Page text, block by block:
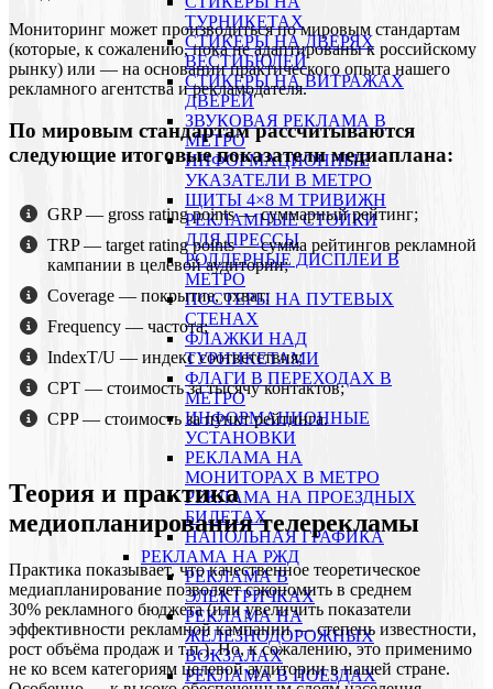
ТУРНИКЕТАХ
CТИКЕРЫ НА ДВЕРЯХ
ВЕСТИБЮЛЕЙ
CТИКЕРЫ НА ВИТРАЖАХ
ДВЕРЕЙ
ЗВУКОВАЯ РЕКЛАМА В
МЕТРО
ИНФОРМАЦИОННЫЕ
УКАЗАТЕЛИ В МЕТРО
ЩИТЫ 4×8 М ТРИВИЖН
РЕКЛАМНЫЕ СТОЙКИ
ДЛЯ ПРЕССЫ
РОЛЛЕРНЫЕ ДИСПЛЕИ В
МЕТРО
ПОСТЕРЫ НА ПУТЕВЫХ
СТЕНАХ
ФЛАЖКИ НАД
ТУРНИКЕТАМИ
ФЛАГИ В ПЕРЕХОДАХ В
МЕТРО
ИНФОРМАЦИОННЫЕ
УСТАНОВКИ
РЕКЛАМА НА
МОНИТОРАХ В МЕТРО
РЕКЛАМА НА ПРОЕЗДНЫХ
БИЛЕТАХ
НАПОЛЬНАЯ ГРАФИКА
РЕКЛАМА НА РЖД
РЕКЛАМА В
ЭЛЕКТРИЧКАХ
РЕКЛАМА НА
ЖЕЛЕЗНОДОРОЖНЫХ
ВОКЗАЛАХ
РЕКЛАМА В ПОЕЗДАХ
Мониторинг может производиться по мировым стандартам
(которые, к сожалению, пока не адаптированы к российскому
рынку) или — на основании практического опыта нашего
рекламного агентства и рекламодателя.
По мировым стандартам рассчитываются
следующие итоговые показатели медиаплана:
GRP— gross rating points — суммарный рейтинг;
TRP— target rating points — сумма рейтингов рекламной
кампании в целевой аудитории;
Coverage — покрытие, охват;
Frequency — частота;
IndexT/U — индекс соответствия;
CPT — стоимость за тысячу контактов;
CPP— стоимость за пункт рейтинга.
Теория и практика
медиопланирования телерекламы
Практика показывает, что качественное теоретическое
медиапланирование позволяет сэкономить в среднем
30% рекламного бюджета (или увеличить показатели
эффективности рекламной кампании — степень известности,
рост объёма продаж и т.п.). Но, к сожалению, это применимо
не ко всем категориям целевой аудитории в нашей стране.